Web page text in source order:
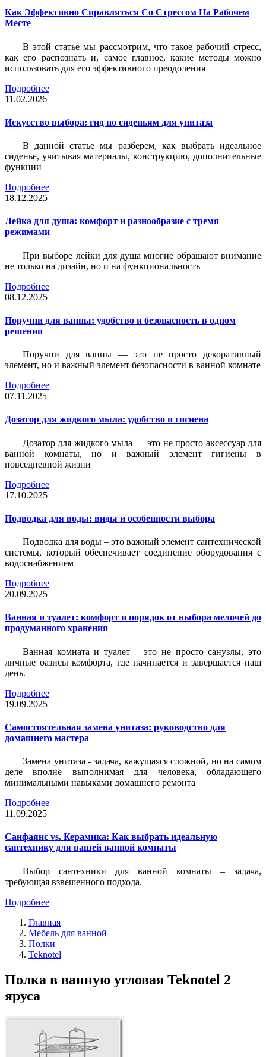
Как Эффективно Справляться Со Стрессом На Рабочем
Месте
В этой статье мы рассмотрим, что такое рабочий стресс,
как его распознать и, самое главное, какие методы можно
использовать для его эффективного преодоления
Подробнее
11.02.2026
Искусство выбора: гид по сиденьям для унитаза
В данной статье мы разберем, как выбрать идеальное
сиденье, учитывая материалы, конструкцию, дополнительные
функции
Подробнее
18.12.2025
Лейка для душа: комфорт и разнообразие с тремя
режимами
При выборе лейки для душа многие обращают внимание
не только на дизайн, но и на функциональность
Подробнее
08.12.2025
Поручни для ванны: удобство и безопасность в одном
решении
Поручни для ванны — это не просто декоративный
элемент, но и важный элемент безопасности в ванной комнате
Подробнее
07.11.2025
Дозатор для жидкого мыла: удобство и гигиена
Дозатор для жидкого мыла — это не просто аксессуар для
ванной комнаты, но и важный элемент гигиены в
повседневной жизни
Подробнее
17.10.2025
Подводка для воды: виды и особенности выбора
Подводка для воды – это важный элемент сантехнической
системы, который обеспечивает соединение оборудования с
водоснабжением
Подробнее
20.09.2025
Ванная и туалет: комфорт и порядок от выбора мелочей до
продуманного хранения
Ванная комната и туалет – это не просто санузлы, это
личные оазисы комфорта, где начинается и завершается наш
день.
Подробнее
19.09.2025
Самостоятельная замена унитаза: руководство для
домашнего мастера
Замена унитаза - задача, кажущаяся сложной, но на самом
деле вполне выполнимая для человека, обладающего
минимальными навыками домашнего ремонта
Подробнее
11.09.2025
Санфаянс vs. Керамика: Как выбрать идеальную
сантехнику для вашей ванной комнаты
Выбор сантехники для ванной комнаты – задача,
требующая взвешенного подхода.
Подробнее
Главная
Мебель для ванной
Полки
Teknotel
Полка в ванную угловая Teknotel 2
яруса